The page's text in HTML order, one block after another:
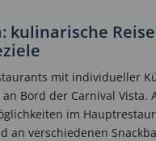
kulinarische
mit individueller
Bord der Carnival Vista.
im
an verschiedenen